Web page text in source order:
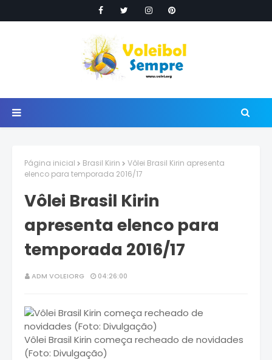
Página inicial Brasil Kirin
Vôlei Brasil Kirin apresenta
elenco para temporada 2016/17
Vôlei Brasil Kirin
apresenta elenco para
temporada 2016/17
ADM VOLEIORG 04:26:00
Vôlei Brasil Kirin começa recheado de novidades
(Foto: Divulgação)